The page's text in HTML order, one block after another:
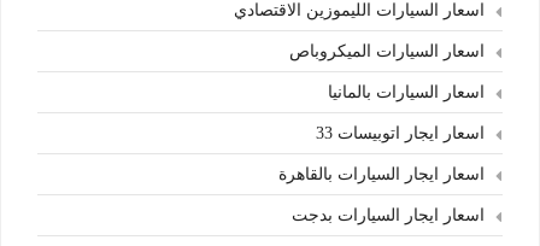
اسعار السيارات الليموزين الاقتصادي
اسعار السيارات الميكروباص
اسعار السيارات بالمانيا
اسعار ايجار اتوبيسات 33
اسعار ايجار السيارات بالقاهرة
اسعار ايجار السيارات بدجت